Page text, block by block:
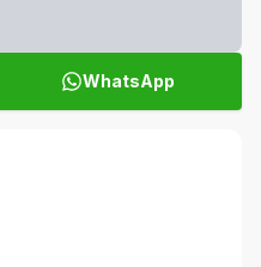
WhatsApp